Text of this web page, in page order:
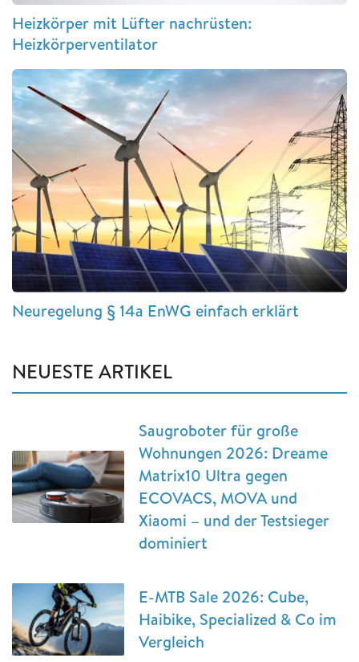
Heizkörper mit Lüfter nachrüsten:
Heizkörperventilator
Neuregelung § 14a EnWG einfach erklärt
NEUESTE ARTIKEL
Saugroboter für große
Wohnungen 2026: Dreame
Matrix10 Ultra gegen
ECOVACS, MOVA und
Xiaomi – und der Testsieger
dominiert
E-MTB Sale 2026: Cube,
Haibike, Specialized & Co im
Vergleich